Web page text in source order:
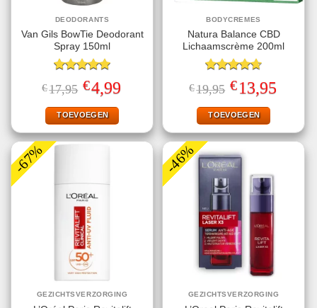
DEODORANTS
Van Gils BowTie Deodorant
Spray 150ml
Gewaardeerd
5.00uit 5
€17,95 Oorspronkelijke
prijs
was:
€17,95.
€4,99Huidige
prijs
TOEVOEGEN
BODYCREMES
Natura Balance CBD
Lichaamscrème 200ml
Gewaardeerd
4.67uit 5
€19,95 Oorspronkelijke
prijs
was:
€19,95.
€13,95prijs
TOEVOEGEN
-67%
GEZICHTSVERZORGING
-46%
GEZICHTSVERZORGING